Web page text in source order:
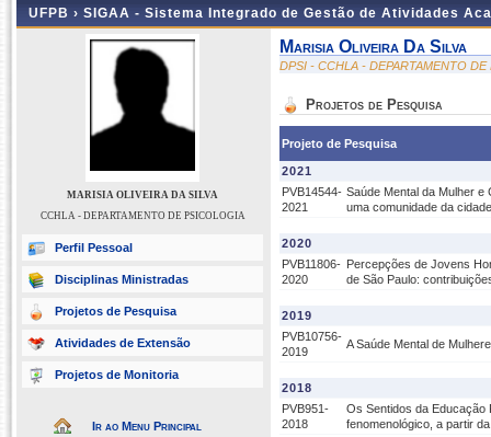
UFPB › SIGAA - Sistema Integrado de Gestão de Atividades
MARISIA OLIVEIRA DA SILVA
CCHLA - DEPARTAMENTO DE PSICOLOGIA
Perfil Pessoal
Disciplinas Ministradas
Projetos de Pesquisa
Atividades de Extensão
Projetos de Monitoria
Ir ao Menu Principal
Marisia Oliveira Da Silva
DPSI - CCHLA - DEPARTAMENTO
Projetos de Pesquisa
Projeto de Pesquisa
2021
PVB14544-
2021
Saúde Mental da Mulher e
uma comunidade da
2020
PVB11806-
2020
Percepções de Jovens
de São Paulo:
2019
PVB10756-
2019
A Saúde Mental de
2018
PVB951-
2018
Os Sentidos da Educação
fenomenológico, a partir